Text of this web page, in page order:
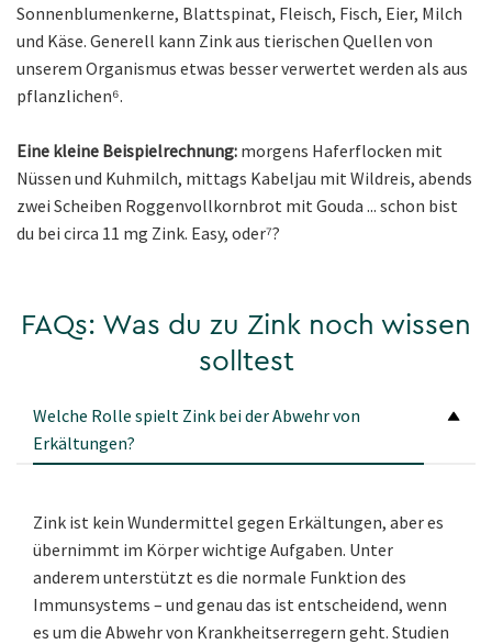
Sonnenblumenkerne, Blattspinat, Fleisch, Fisch, Eier, Milch
und Käse. Generell kann Zink aus tierischen Quellen von
unserem Organismus etwas besser verwertet werden als aus
pflanzlichen⁶.
Eine kleine Beispielrechnung: morgens Haferflocken mit
Nüssen und Kuhmilch, mittags Kabeljau mit Wildreis, abends
zwei Scheiben Roggenvollkornbrot mit Gouda ... schon bist
du bei circa 11 mg Zink. Easy, oder⁷?
FAQs: Was du zu Zink noch wissen
solltest
Welche Rolle spielt Zink bei der Abwehr von
Erkältungen?
Zink ist kein Wundermittel gegen Erkältungen, aber es
übernimmt im Körper wichtige Aufgaben. Unter
anderem unterstützt es die normale Funktion des
Immunsystems – und genau das ist entscheidend, wenn
es um die Abwehr von Krankheitserregern geht. Studien